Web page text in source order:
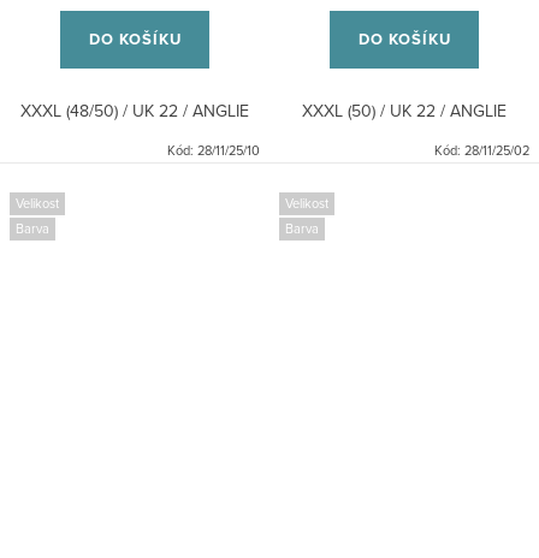
DO KOŠÍKU
XXXL (48/50) / UK 22 / ANGLIE
Kód: 28/11/25/10
DO KOŠÍKU
XXXL (50) / UK 22 / ANGLIE
Kód: 28/11/25/02
Velikost
Barva
Velikost
Barva